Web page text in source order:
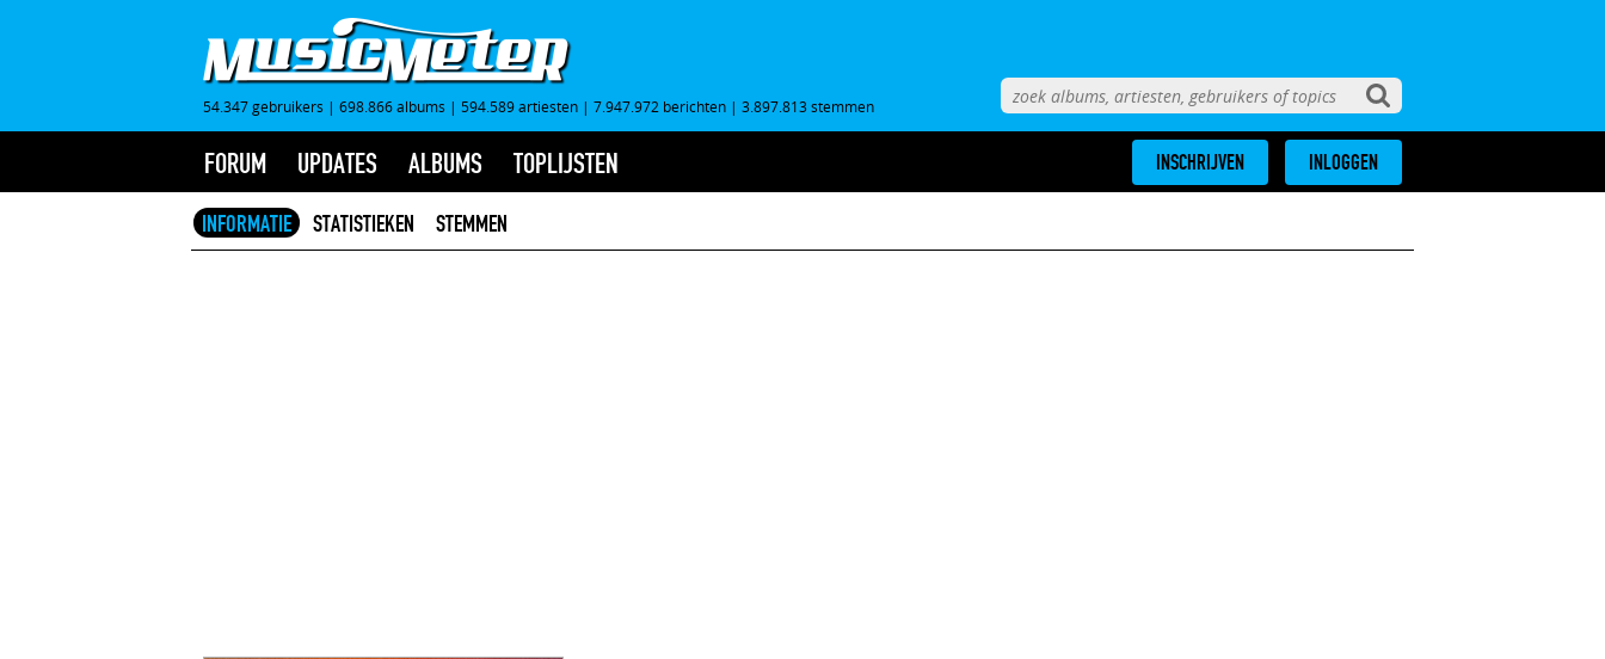
54.347 gebruikers | 698.866 albums | 594.589 artiesten | 7.947.972 berichten | 3.897.813 stemmen
FORUM UPDATES ALBUMS TOPLIJSTEN INSCHRIJVEN INLOGGEN
INFORMATIE STATISTIEKEN STEMMEN